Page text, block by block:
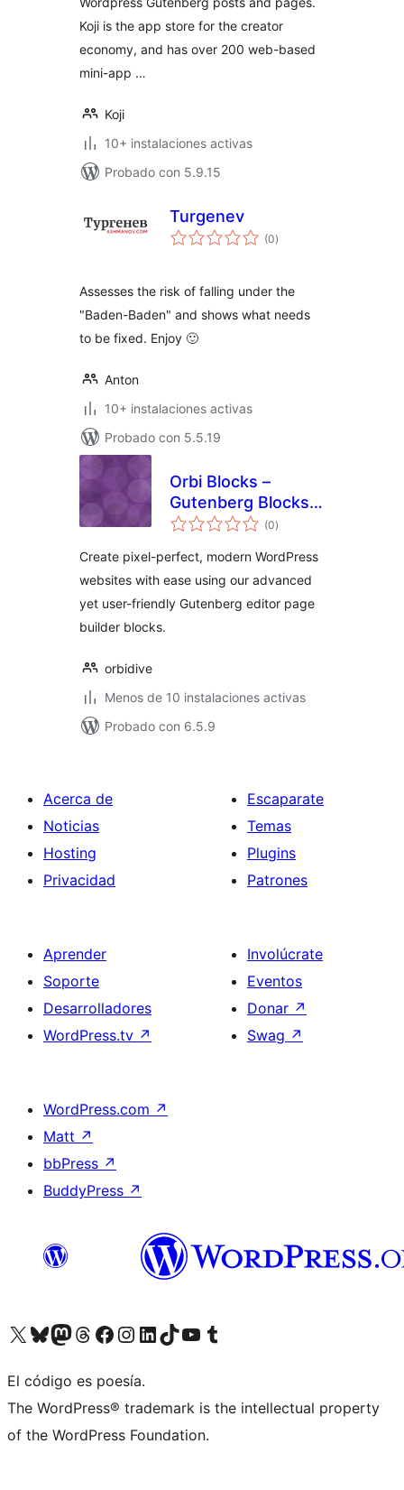
Koji is the app store for the creator
economy, and has over 200 web-based
mini-app …
Koji
10+ instalaciones activas
Probado con 5.9.15
Turgenev
(0total
de
)
Assesses the risk of falling under the
"Baden-Baden" and shows what needs
to be fixed. Enjoy 🙂
Anton
10+ instalaciones activas
Probado con 5.5.19
Orbi Blocks –
Gutenberg Blocks,
Patterns &
(0total
de
)
Create pixel-perfect, modern WordPress
websites with ease using our advanced
yet user-friendly Gutenberg editor page
builder blocks.
orbidive
Menos de 10 instalaciones activas
Probado con 6.5.9
Acerca de
Noticias
Hosting
Privacidad
Escaparate
Temas
Plugins
Patrones
Aprender
Soporte
Desarrolladores
WordPress.tv ↗
Involúcrate
Eventos
Donar ↗
Swag ↗
WordPress.com ↗
Matt ↗
bbPress ↗
BuddyPress ↗
Visita nuestra cuenta de X (anteriormente Twitter)
Visita nuestra cuenta de Bluesky
Visita nuestra cuenta de Mastodon
Visita nuestra cuenta de Threads
Visita nuestra página de Facebook
Visita nuestra cuenta de Instagram
Visita nuestra cuenta de LinkedIn
Visita nuestra cuenta de TikTok
Visita nuestro canal de YouTube
Visita nuestra cuenta de Tumblr
El código es poesía.
The WordPress® trademark is the intellectual property
of the WordPress Foundation.